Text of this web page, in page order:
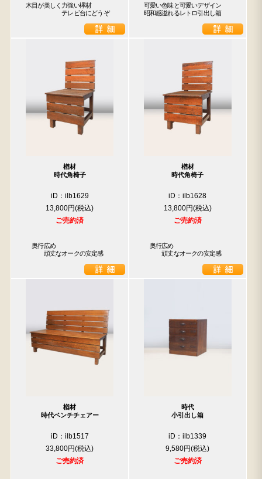
木目が美しく力強い欅材
テレビ台にどうぞ
可愛い色味と可愛いデザイン
昭和感溢れるレトロ引出し箱
楢材
時代角椅子
iD：ilb1629
13,800円
ご売約済
奥行広め
頑丈なオークの安定感
楢材
時代角椅子
iD：ilb1628
13,800円
ご売約済
奥行広め
頑丈なオークの安定感
楢材
時代ベンチチェアー
iD：ilb1517
33,800円
ご売約済
時代
小引出し箱
iD：ilb1339
9,580円
ご売約済